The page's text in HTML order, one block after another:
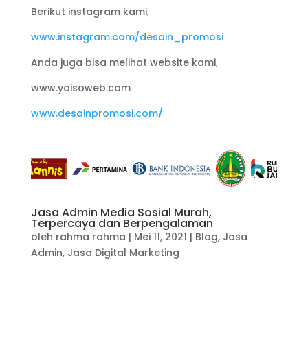
Berikut instagram kami,
www.instagram.com/desain_promosi
Anda juga bisa melihat website kami,
www.yoisoweb.com
www.desainpromosi.com/
Jasa Admin Media Sosial Murah,
Terpercaya dan Berpengalaman
oleh rahma rahma | Mei 11, 2021 | Blog, Jasa
Admin, Jasa Digital Marketing